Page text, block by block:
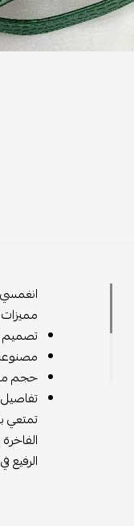
مميزات
تصميم
حجم
تفاصيل
تمتعي
الرفيع